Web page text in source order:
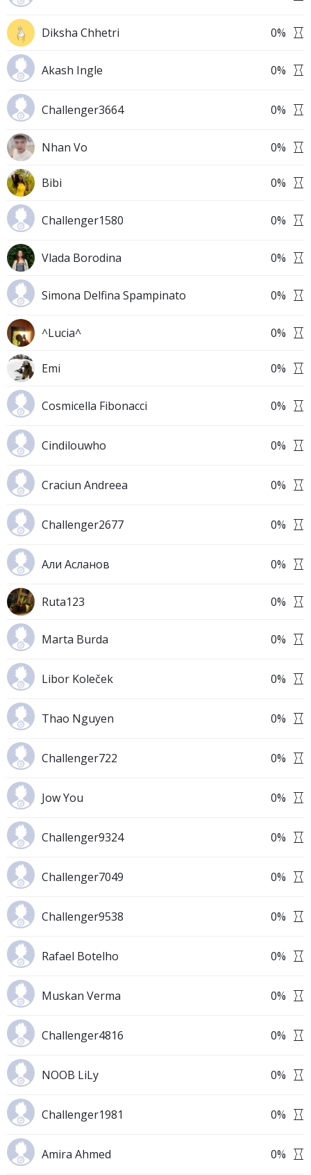
Diksha Chhetri 0%
Akash Ingle 0%
Challenger3664 0%
Nhan Vo 0%
Bibi 0%
Challenger1580 0%
Vlada Borodina 0%
Simona Delfina Spampinato 0%
^Lucia^ 0%
Emi 0%
Cosmicella Fibonacci 0%
Cindilouwho 0%
Craciun Andreea 0%
Challenger2677 0%
Али Асланов 0%
Ruta123 0%
Marta Burda 0%
Libor Koleček 0%
Thao Nguyen 0%
Challenger722 0%
Jow You 0%
Challenger9324 0%
Challenger7049 0%
Challenger9538 0%
Rafael Botelho 0%
Muskan Verma 0%
Challenger4816 0%
NOOB LiLy 0%
Challenger1981 0%
Amira Ahmed 0%